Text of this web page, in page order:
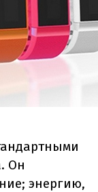
Он
энергию,